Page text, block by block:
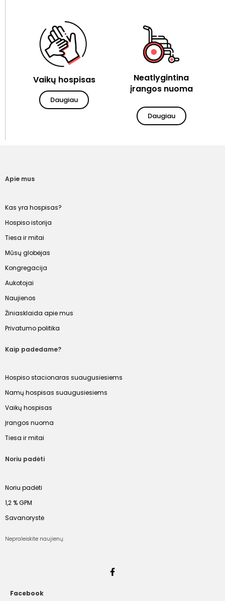
Vaikų hospisas
Daugiau
Neatlygintina
įrangos nuoma
Daugiau
Apie mus
Kas yra hospisas?
Hospiso istorija
Tiesa ir mitai
Mūsų globėjas
Kongregacija
Aukotojai
Naujienos
Žiniasklaida apie mus
Privatumo politika
Kaip padedame?
Hospiso stacionaras suaugusiesiems
Namų hospisas suaugusiesiems
Vaikų hospisas
Įrangos nuoma
Tiesa ir mitai
Noriu padėti
Noriu padėti
1,2 % GPM
Savanorystė
Nepraleiskite naujienų:
Facebook